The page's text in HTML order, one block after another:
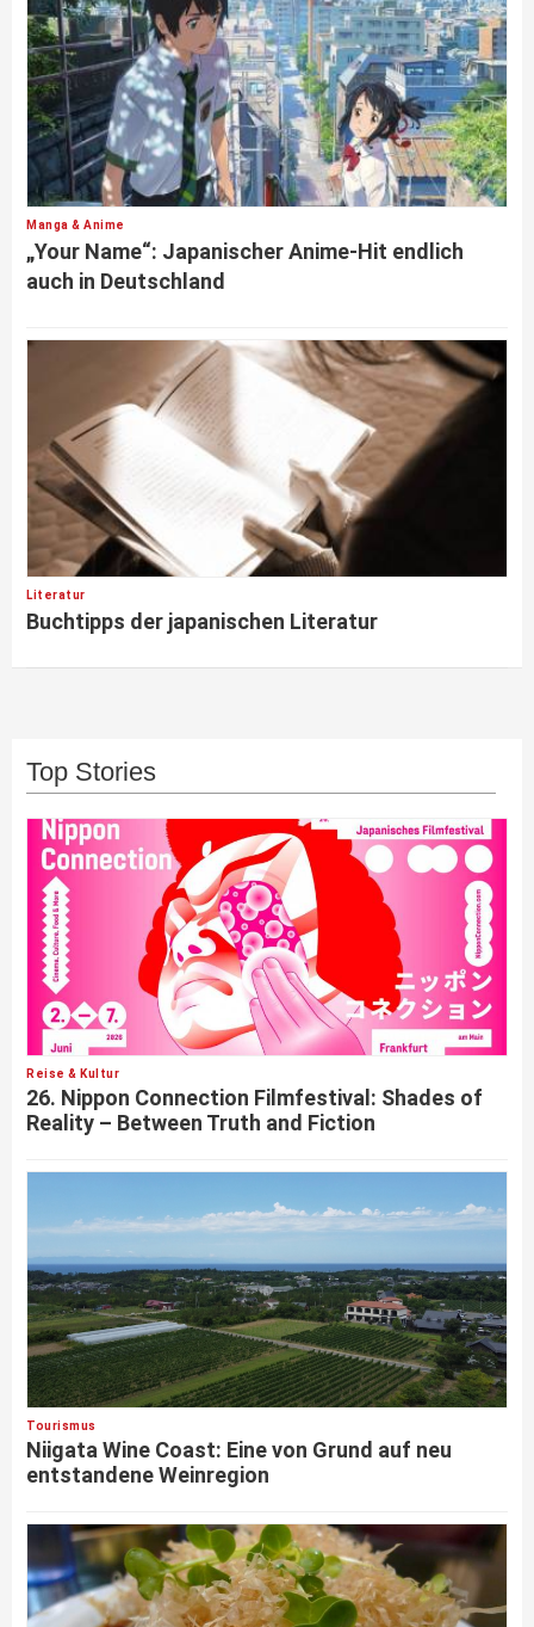
Manga & Anime
„Your Name“: Japanischer Anime-Hit endlich
auch in Deutschland
Literatur
Buchtipps der japanischen Literatur
Top Stories
Reise & Kultur
26. Nippon Connection Filmfestival: Shades of
Reality – Between Truth and Fiction
Tourismus
Niigata Wine Coast: Eine von Grund auf neu
entstandene Weinregion